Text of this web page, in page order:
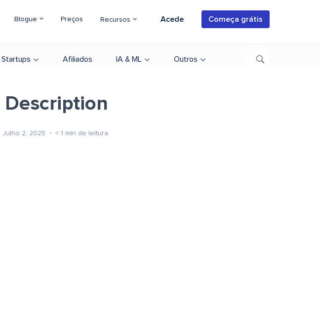
Blogue Preços Recursos Acede Começa grátis
Startups Afiliados IA & ML Outros
Description
Julho 2, 2025 < 1 min de leitura